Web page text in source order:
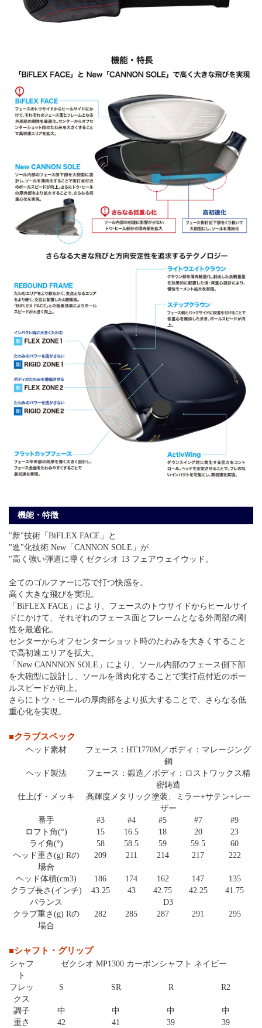
機能・特徴
"新"技術「BiFLEX FACE」と
"進"化技術 New「CANNON SOLE」が
"高く強い弾道に導くゼクシオ 13 フェアウェイウッド。
全てのゴルファーに芯で打つ快感を。
高く大きな飛びを実現。
「BiFLEX FACE」により、フェースのトウサイドからヒールサイ
ドにかけて、それぞれのフェース面とフレームとなる外周部の剛
性を最適化。
センターからオフセンターショット時のたわみを大きくすること
で高初速エリアを拡大。
「New CANNNON SOLE」により、ソール内部のフェース側下部
を大砲型に設計し、ソールを薄肉化することで実打点付近のボー
ルスピードが向上。
さらにトウ・ヒールの厚肉部をより拡大することで、さらなる低
重心化を実現。
■クラブスペック
ヘッド素材
フェース：HT1770M／ボディ：マレージング
鋼
ヘッド製法
フェース：鍛造／ボディ：ロストワックス精
密鋳造
仕上げ・メッキ
高輝度メタリック塗装、ミラー+サテン+レー
ザー
番手
#3 #4 #5 #7
#9
ロフト角(°)
15 16.5 18 20
23
ライ角(°)
58 58.5 59 59.5
60
ヘッド重さ(g) Rの
場合
209 211 214 217 222
ヘッド体積(cm3) 186 174 162 147
135
クラブ長さ(インチ)
43.25 43 42.75 42.25
41.75
バランス
D3
クラブ重さ(g) Rの
場合
282 285 287 291 295
■シャフト・グリップ
シャフ
ト
ゼクシオ MP1300 カーボンシャフト ネイビー
フレッ
クス
S SR R R2
調子 中 中 中
中
重さ
42 41 39 39